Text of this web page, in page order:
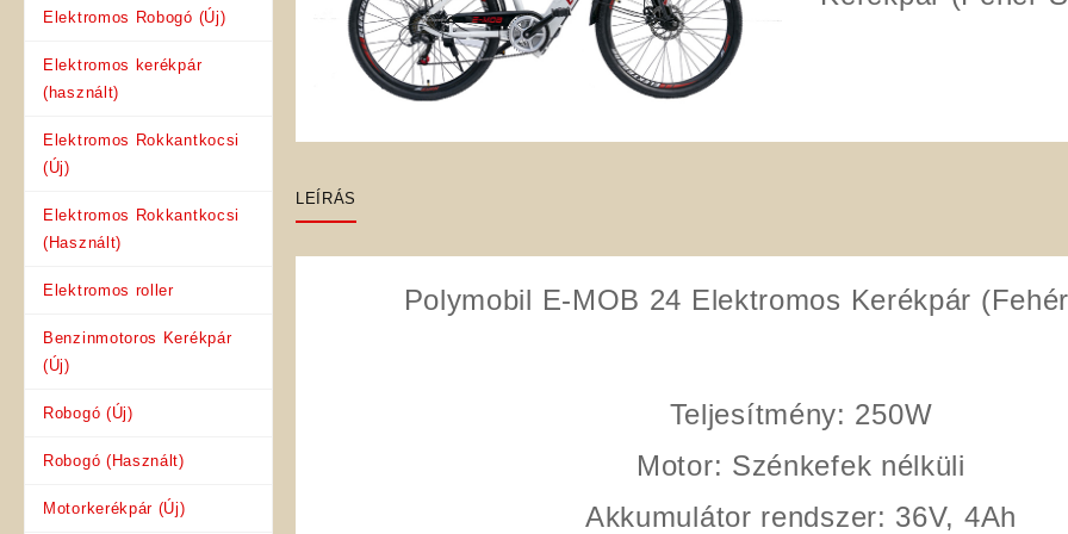
Elektromos Robogó (Új)
Elektromos kerékpár
(használt)
Elektromos Rokkantkocsi
(Új)
Elektromos Rokkantkocsi
(Használt)
Elektromos roller
Benzinmotoros Kerékpár
(Új)
Robogó (Új)
Robogó (Használt)
Motorkerékpár (Új)
LEÍRÁS
Polymobil E-MOB 24 Elektromos Kerékpár
Teljesítmény: 250W
Motor: Szénkefek nélküli
Akkumulátor rendszer: 36V, 4Ah